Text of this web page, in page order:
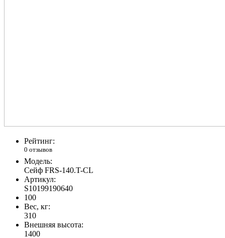
Рейтинг:
0 отзывов
Модель:
Сейф FRS-140.T-CL
Артикул:
S10199190640
100
Вес, кг:
310
Внешняя высота:
1400